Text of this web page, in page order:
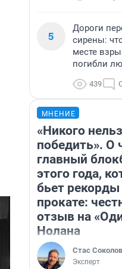
5
Дороги
сирены:
месте
погибли
439
МНЕНИЕ
«Никого
победить». О
главный
этого года,
бьет рекорды
прокате:
отзыв на
Нолана
Стас Соколов
Эксперт